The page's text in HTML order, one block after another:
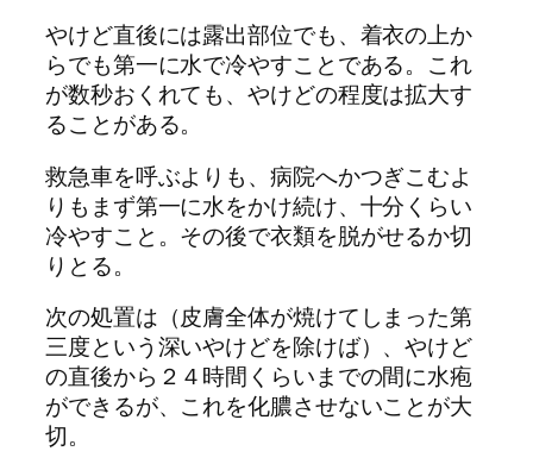
やけど直後には露出部位でも、着衣の上か
らでも第一に水で冷やすことである。これ
が数秒おくれても、やけどの程度は拡大す
ることがある。
救急車を呼ぶよりも、病院へかつぎこむよ
りもまず第一に水をかけ続け、十分くらい
冷やすこと。その後で衣類を脱がせるか切
りとる。
次の処置は（皮膚全体が焼けてしまった第
三度という深いやけどを除けば）、やけど
の直後から２４時間くらいまでの間に水疱
ができるが、これを化膿させないことが大
切。